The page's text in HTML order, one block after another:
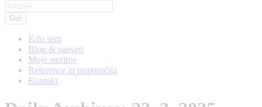
Kdo sem
Blog & nasveti
Moje storitve
Reference in priporočila
Kontakt